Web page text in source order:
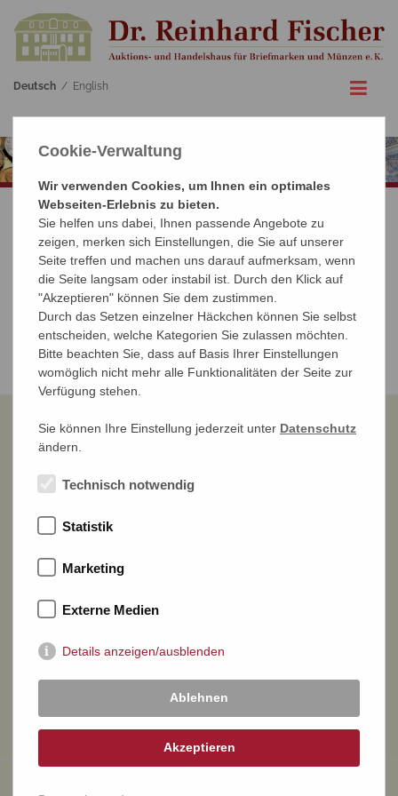
Deutsch / English
SONSTIGES
› Newsletter
› Links
› Versteigerungsbedingungen
NEWSLETTER ABONNIEREN >
Auktions- und Handelshaus e. K.
53113 Bonn
EMAIL info@briefmarkenauktion.net
Cookie-Verwaltung
Wir verwenden Cookies, um Ihnen ein optimales
Webseiten-Erlebnis zu bieten.
Sie helfen uns dabei, Ihnen passende Angebote zu
zeigen, merken sich Einstellungen, die Sie auf unserer
Seite treffen und machen uns darauf aufmerksam, wenn
die Seite langsam oder instabil ist. Durch den Klick auf
"Akzeptieren" können Sie dem zustimmen.
Durch das Setzen einzelner Häckchen können Sie selbst
entscheiden, welche Kategorien Sie zulassen möchten.
Bitte beachten Sie, dass auf Basis Ihrer Einstellungen
womöglich nicht mehr alle Funktionalitäten der Seite zur
Verfügung stehen.
Sie können Ihre Einstellung jederzeit unter Datenschutz
ändern.
Technisch notwendig
Statistik
Marketing
Externe Medien
Details anzeigen/ausblenden
Ablehnen
Akzeptieren